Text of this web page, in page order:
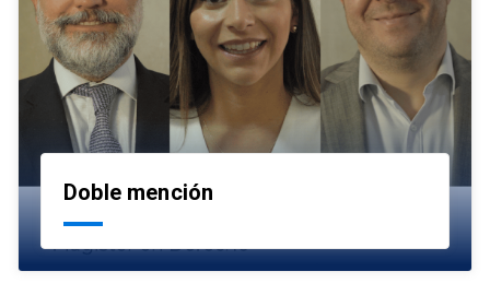
Doble mención